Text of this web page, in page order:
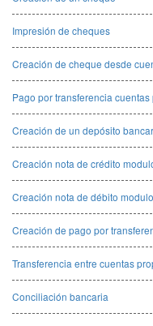
Impresión de cheques
Creación de cheque desde
Pago por transferencia
Creación de un depósito
Creación nota de crédito
Creación nota de débito
Creación de pago por
Transferencia entre cuentas
Conciliación bancaria